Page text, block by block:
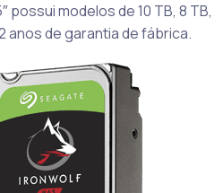
possui modelos de 10 TB, 8 TB,
anos de garantia de fábrica.